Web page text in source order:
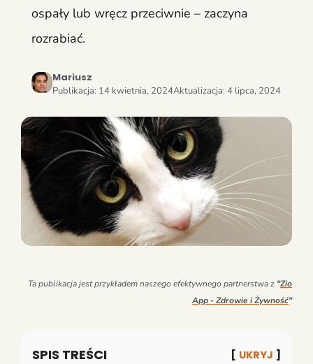
ospały lub wręcz przeciwnie – zaczyna
rozrabiać.
Mariusz
Publikacja: 14 kwietnia, 2024Aktualizacja: 4 lipca, 2024
Ta publikacja jest przykładem naszego efektywnego partnerstwa z "Zio
App - Zdrowie i Żywność"
SPIS TREŚCI UKRYJ